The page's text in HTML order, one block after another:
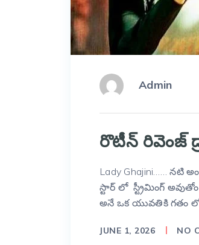
Admin
రొటీన్ రివెంజ్
Lady Ghajini…… నటి
స్టార్ లో స్ట్రీమింగ్
అనే ఒక యువతికి గతం
JUNE 1, 2026 NO